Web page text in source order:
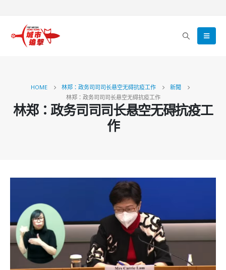
HOME 林郑：政务司司司长悬空无碍抗疫工作
新聞
林郑：政务司司司长悬空无碍抗疫工作
林郑：政务司司司长悬空无碍抗疫工
作